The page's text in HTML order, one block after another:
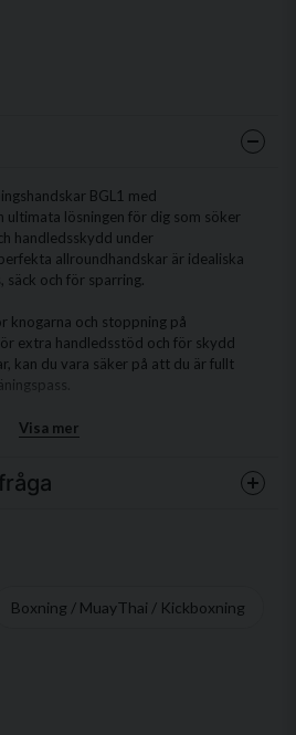
BGL1 med
ultimata lösningen för dig som söker
handledsskydd under
allroundhandskar är idealiska
säck och för sparring.
knogarna och stoppning på
extra handledsstöd och för skydd
kan du vara säker på att du är fullt
läder, som är känt för sin
länge och ge dig en utmärkt
formar sig efter dina händer och blir
Fight Gear BGL1! Beställ dina idag
Visa mer
produkten...
Boxning / MuayThai / Kickboxning